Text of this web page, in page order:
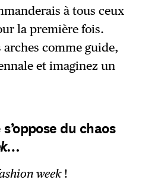
à tous ceux
la première fois.
comme guide,
et imaginez un
du chaos
…
week!